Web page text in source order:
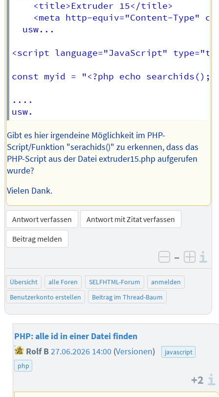
  usw...
<script language="JavaScript"
const myid = "<?php echo searchids();
....
Gibt es hier irgendeine Möglichkeit im PHP-
Script/Funktion "serachids()" zu erkennen, dass das
PHP-Script aus der Datei extruder15.php aufgerufen
wurde?
Vielen Dank.
Antwort verfassen
Antwort mit Zitat verfassen
Beitrag melden
negativ
–
Übersicht alle Foren SELFHTML-Forum
anmelden
Benutzerkonto erstellen
Beitrag im Thread-Baum
PHP: alle id in einer Datei finden
Rolf B27.06.2026 14:00 (Versionen)
javascript
php
+2